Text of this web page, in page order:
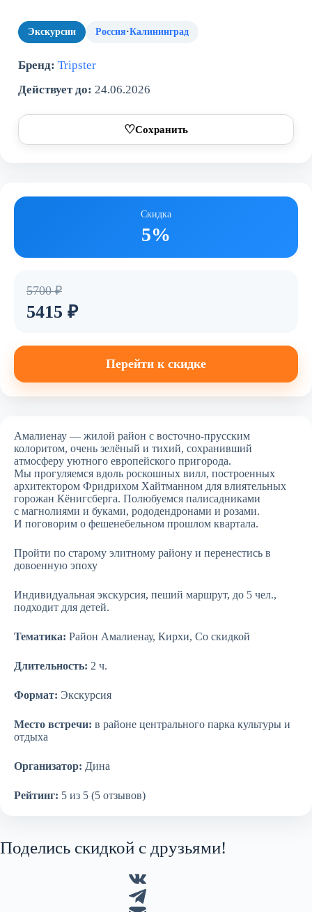
Экскурсии Россия·Калининград
Бренд: Tripster
Действует до: 24.06.2026
♡Сохранить
Скидка
5%
5700 ₽
5415 ₽
Перейти к скидке
Амалиенау — жилой район с восточно-прусским
колоритом, очень зелёный и тихий, сохранивший
атмосферу уютного европейского пригорода.
Мы прогуляемся вдоль роскошных вилл, построенных
архитектором Фридрихом Хайтманном для влиятельных
горожан Кёнигсберга. Полюбуемся палисадниками
с магнолиями и буками, рододендронами и розами.
И поговорим о фешенебельном прошлом квартала.
Пройти по старому элитному району и перенестись в
довоенную эпоху
Индивидуальная экскурсия, пеший маршрут, до 5 чел.,
подходит для детей.
Тематика: Район Амалиенау, Кирхи, Со скидкой
Длительность: 2 ч.
Формат: Экскурсия
Место встречи: в районе центрального парка культуры и
отдыха
Организатор: Дина
Рейтинг: 5 из 5 (5 отзывов)
Поделись скидкой с друзьями!